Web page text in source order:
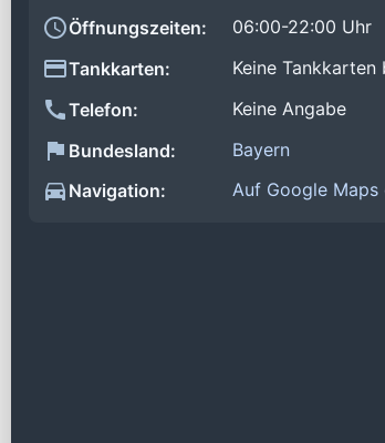
Öffnungszeiten:
06:00-22:00 Uhr
Tankkarten:
Keine Tankkarten
Telefon:
Keine Angabe
Bundesland:
Bayern
Navigation:
Auf Google Maps